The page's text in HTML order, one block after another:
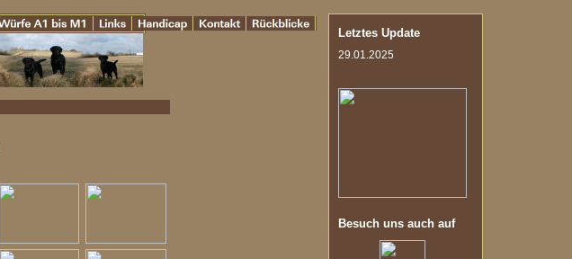
Letztes Update
29.01.2025
Besuch uns auch auf